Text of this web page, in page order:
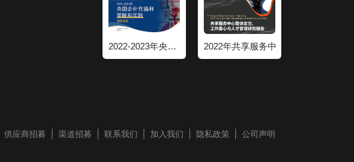
2022-2023年央国企补充福利策略和实践调研报告 2022年共享服务中心整体定位工作重
供应商招募 渠道招募 联系我们 加入我们 隐私政策 公司声明